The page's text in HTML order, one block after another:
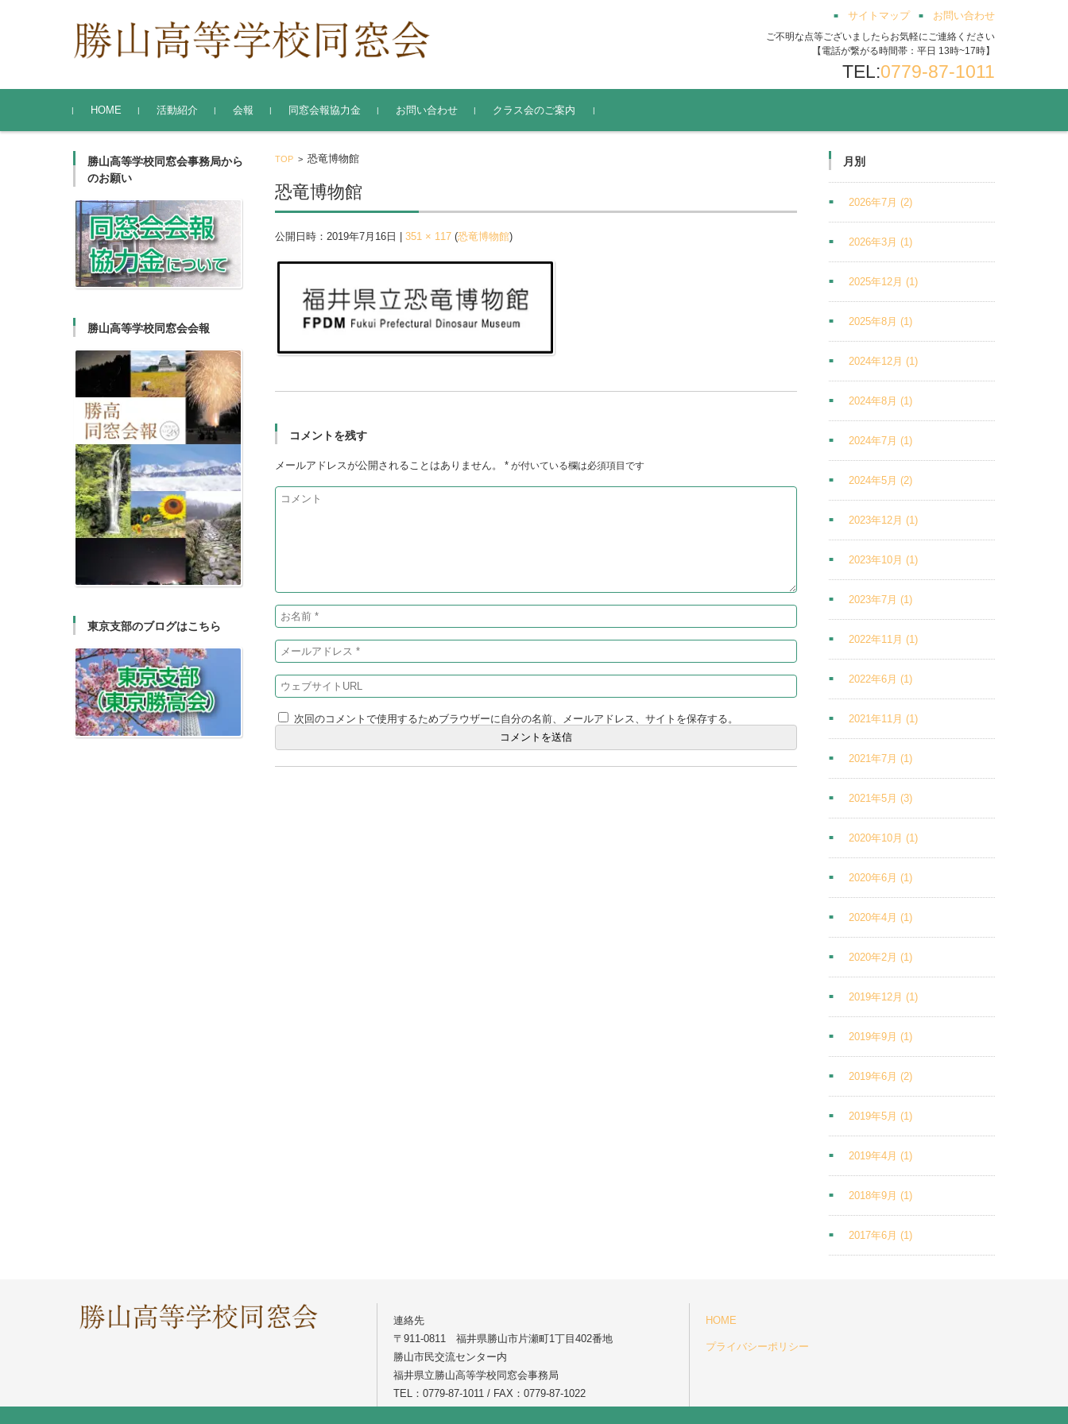
サイトマップ お問い合わせ
ご不明な点等ございましたらお気軽にご連絡ください
【電話が繋がる時間帯：平日 13時~17時】
TEL:0779-87-1011
コンテンツに移動
HOME
活動紹介 会報 同窓会報協力金 お問い合わせ クラス会のご案内
TOP >恐竜博物館
恐竜博物館
公開日時：2019年7月16日 |351 × 117 (恐竜博物館)
コメントを残す
メールアドレスが公開されることはありません。 * が付いている欄は必須項目です
次回のコメントで使用するためブラウザーに自分の名前、メールアドレス、サイトを保存する。
勝山高等学校同窓会事務局から
のお願い
勝山高等学校同窓会会報
東京支部のブログはこちら
月別
2026年7月(2)
2026年3月(1)
2025年12月(1)
2025年8月(1)
2024年12月(1)
2024年8月(1)
2024年7月(1)
2024年5月(2)
2023年12月(1)
2023年10月(1)
2023年7月(1)
2022年11月(1)
2022年6月(1)
2021年11月(1)
2021年7月(1)
2021年5月(3)
2020年10月(1)
2020年6月(1)
2020年4月(1)
2020年2月(1)
2019年12月(1)
2019年9月(1)
2019年6月(2)
2019年5月(1)
2019年4月(1)
2018年9月(1)
2017年6月(1)
連絡先
〒911-0811 福井県勝山市片瀬町1丁目402番地
勝山市民交流センター内
福井県立勝山高等学校同窓会事務局
TEL：0779-87-1011 / FAX：0779-87-1022
HOME
プライバシーポリシー